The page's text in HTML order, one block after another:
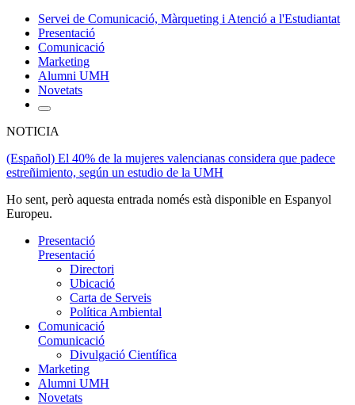
Servei de Comunicació, Màrqueting i Atenció a l'Estudiantat
Presentació
Comunicació
Marketing
Alumni UMH
Novetats
NOTICIA
(Español) El 40% de la mujeres valencianas considera que padece
estreñimiento, según un estudio de la UMH
Ho sent, però aquesta entrada només està disponible en Espanyol
Europeu.
Presentació
Presentació
Directori
Ubicació
Carta de Serveis
Política Ambiental
Comunicació
Comunicació
Divulgació Científica
Marketing
Alumni UMH
Novetats